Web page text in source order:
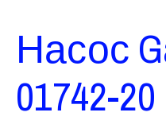
Насос
01742-20